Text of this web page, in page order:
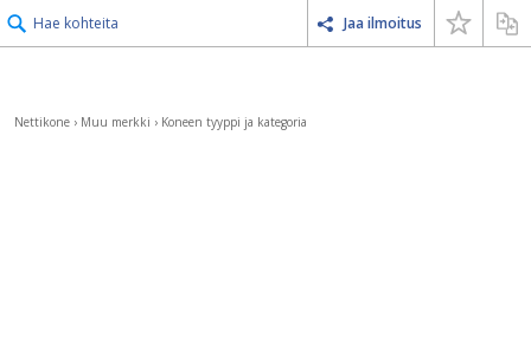
Hae kohteita Jaa ilmoitus
Nettikone › Muu merkki › Koneen tyyppi ja kategoria